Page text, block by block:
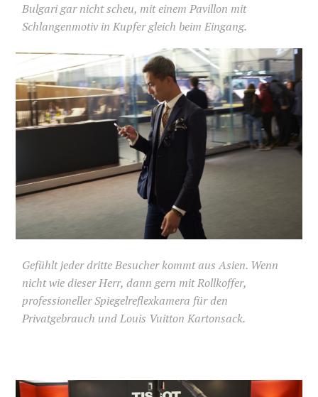
Bulgari gar nicht scheu, mit einem Pavillon mit
Schlangenmotiv in Kupfer gleich beim Eingang.
Gefühlt jeder dritte Besucher kommt aus Asien. Wenn
nicht wie dieser Herr, dann gern mit Rollkoffer,
professioneller Spiegelreflexkamera für den
Privatgebrauch und Louis Vuitton Kartonsack.